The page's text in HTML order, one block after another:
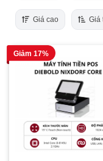
Giá cao Giá
Giảm 17%